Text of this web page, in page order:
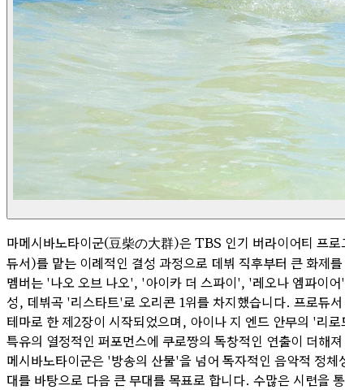
마메시바노타이군(豆柴の大群)은 TBS 인기 버라이어티 프
듀서)를 맡는 이례적인 결성 과정으로 데뷔 직후부터 큰 화제
멤버는 '나오 오브 나오', '아이카 더 스파이', '레오나 엠파이
성, 데뷔곡 '리스타트'로 오리콘 1위를 차지했습니다. 프로듀
테마로 한 제2장이 시작되었으며, 아이나 지 엔드 안무의 '리
특유의 열정적인 퍼포먼스에 쿠로짱의 독창적인 연출이 더해
메시바노타이군은 '방송의 산물'을 넘어 독자적인 음악적 정
대를 바탕으로 다음 큰 무대를 목표로 합니다. 수많은 시련을